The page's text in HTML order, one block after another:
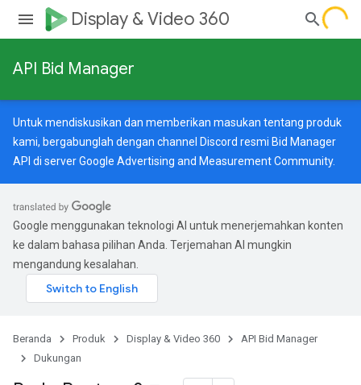
Display & Video 360
API Bid Manager
Untuk mendiskusikan dan memberikan masukan tentang produk
kami, bergabunglah dengan channel Discord resmi Bid Manager
API di serverGoogle Advertising and Measurement Community.
Google menggunakan teknologi AI untuk menerjemahkan konten
ke dalam bahasa pilihan Anda. Terjemahan AI mungkin
mengandung kesalahan.
Beranda Produk Display & Video 360
API Bid Manager
Dukungan